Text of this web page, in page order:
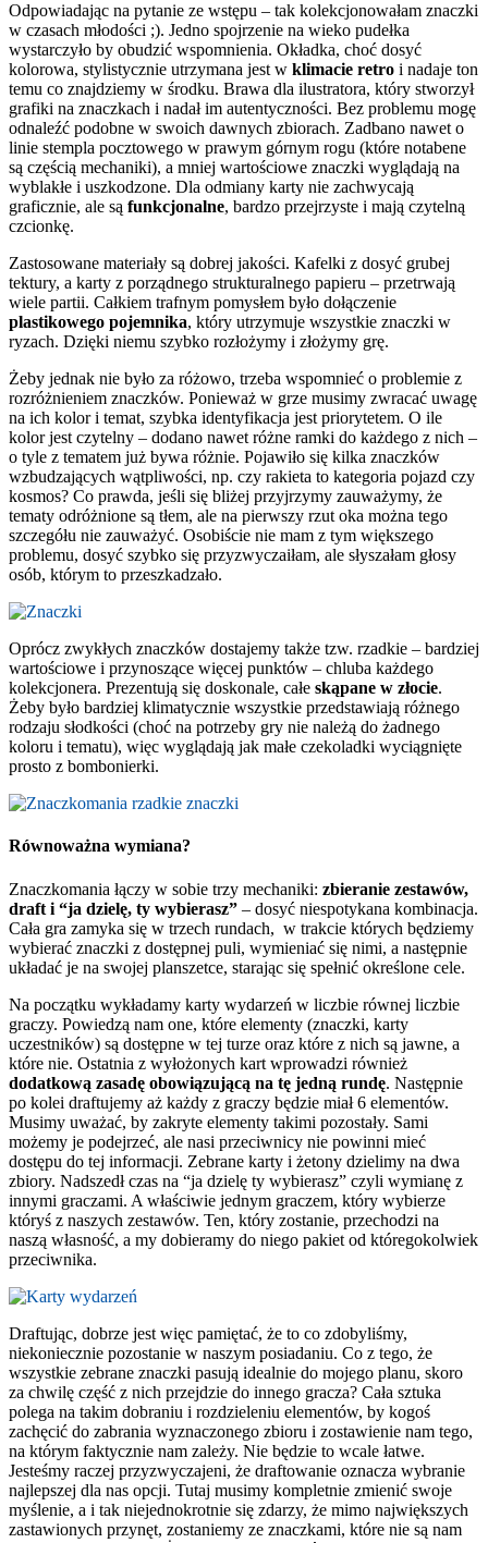
Odpowiadając na pytanie ze wstępu – tak kolekcjonowałam znaczki
w czasach młodości ;). Jedno spojrzenie na wieko pudełka
wystarczyło by obudzić wspomnienia. Okładka, choć dosyć
kolorowa, stylistycznie utrzymana jest w klimacie retro i nadaje ton
temu co znajdziemy w środku. Brawa dla ilustratora, który stworzył
grafiki na znaczkach i nadał im autentyczności. Bez problemu mogę
odnaleźć podobne w swoich dawnych zbiorach. Zadbano nawet o
linie stempla pocztowego w prawym górnym rogu (które notabene
są częścią mechaniki), a mniej wartościowe znaczki wyglądają na
wyblakłe i uszkodzone. Dla odmiany karty nie zachwycają
graficznie, ale są funkcjonalne, bardzo przejrzyste i mają czytelną
czcionkę.
Zastosowane materiały są dobrej jakości. Kafelki z dosyć grubej
tektury, a karty z porządnego strukturalnego papieru – przetrwają
wiele partii. Całkiem trafnym pomysłem było dołączenie
plastikowego pojemnika, który utrzymuje wszystkie znaczki w
ryzach. Dzięki niemu szybko rozłożymy i złożymy grę.
Żeby jednak nie było za różowo, trzeba wspomnieć o problemie z
rozróżnieniem znaczków. Ponieważ w grze musimy zwracać uwagę
na ich kolor i temat, szybka identyfikacja jest priorytetem. O ile
kolor jest czytelny – dodano nawet różne ramki do każdego z nich –
o tyle z tematem już bywa różnie. Pojawiło się kilka znaczków
wzbudzających wątpliwości, np. czy rakieta to kategoria pojazd czy
kosmos? Co prawda, jeśli się bliżej przyjrzymy zauważymy, że
tematy odróżnione są tłem, ale na pierwszy rzut oka można tego
szczegółu nie zauważyć. Osobiście nie mam z tym większego
problemu, dosyć szybko się przyzwyczaiłam, ale słyszałam głosy
osób, którym to przeszkadzało.
Oprócz zwykłych znaczków dostajemy także tzw. rzadkie – bardziej
wartościowe i przynoszące więcej punktów – chluba każdego
kolekcjonera. Prezentują się doskonale, całe skąpane w złocie.
Żeby było bardziej klimatycznie wszystkie przedstawiają różnego
rodzaju słodkości (choć na potrzeby gry nie należą do żadnego
koloru i tematu), więc wyglądają jak małe czekoladki wyciągnięte
prosto z bombonierki.
Równoważna wymiana?
Znaczkomania łączy w sobie trzy mechaniki: zbieranie zestawów,
draft i “ja dzielę, ty wybierasz” – dosyć niespotykana kombinacja.
Cała gra zamyka się w trzech rundach, w trakcie których będziemy
wybierać znaczki z dostępnej puli, wymieniać się nimi, a następnie
układać je na swojej planszetce, starając się spełnić określone cele.
Na początku wykładamy karty wydarzeń w liczbie równej liczbie
graczy. Powiedzą nam one, które elementy (znaczki, karty
uczestników) są dostępne w tej turze oraz które z nich są jawne, a
które nie. Ostatnia z wyłożonych kart wprowadzi również
dodatkową zasadę obowiązującą na tę jedną rundę. Następnie
po kolei draftujemy aż każdy z graczy będzie miał 6 elementów.
Musimy uważać, by zakryte elementy takimi pozostały. Sami
możemy je podejrzeć, ale nasi przeciwnicy nie powinni mieć
dostępu do tej informacji. Zebrane karty i żetony dzielimy na dwa
zbiory. Nadszedł czas na “ja dzielę ty wybierasz” czyli wymianę z
innymi graczami. A właściwie jednym graczem, który wybierze
któryś z naszych zestawów. Ten, który zostanie, przechodzi na
naszą własność, a my dobieramy do niego pakiet od któregokolwiek
przeciwnika.
Draftując, dobrze jest więc pamiętać, że to co zdobyliśmy,
niekoniecznie pozostanie w naszym posiadaniu. Co z tego, że
wszystkie zebrane znaczki pasują idealnie do mojego planu, skoro
za chwilę część z nich przejdzie do innego gracza? Cała sztuka
polega na takim dobraniu i rozdzieleniu elementów, by kogoś
zachęcić do zabrania wyznaczonego zbioru i zostawienie nam tego,
na którym faktycznie nam zależy. Nie będzie to wcale łatwe.
Jesteśmy raczej przyzwyczajeni, że draftowanie oznacza wybranie
najlepszej dla nas opcji. Tutaj musimy kompletnie zmienić swoje
myślenie, a i tak niejednokrotnie się zdarzy, że mimo największych
zastawionych przynęt, zostaniemy ze znaczkami, które nie są nam